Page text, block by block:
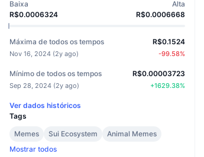
Baixa
R$0.0006324
Alta
R$0.0006668
Máxima de todos os tempos
Nov 16, 2024 (2y ago)
R$0.1524
-99.58%
Mínimo de todos os tempos
Sep 28, 2024 (2y ago)
R$0.00003723
+1629.38%
Ver dados históricos
Tags
Memes
Sui Ecosystem
Animal Memes
Mostrar todos